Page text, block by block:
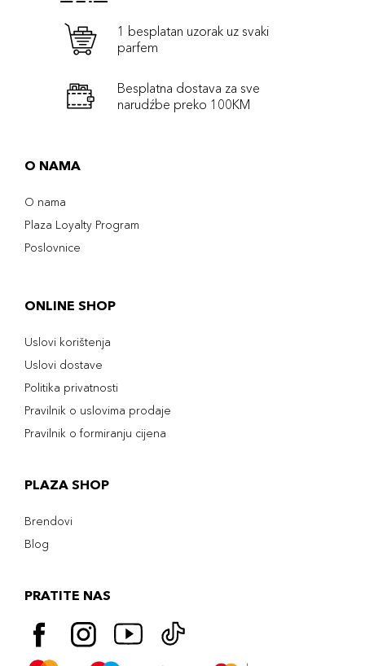
1 besplatan uzorak uz svaki
parfem
Besplatna dostava za sve
narudźbe preko 100KM
O NAMA
O nama
Plaza Loyalty Program
Poslovnice
ONLINE SHOP
Uslovi korištenja
Uslovi dostave
Politika privatnosti
Pravilnik o uslovima prodaje
Pravilnik o formiranju cijena
PLAZA SHOP
Brendovi
Blog
PRATITE NAS